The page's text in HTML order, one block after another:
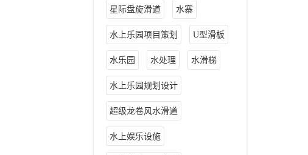
星际盘旋滑道 水寨
水上乐园项目策划 U型滑板
水乐园 水处理 水滑梯
水上乐园规划设计
超级龙卷风水滑道
水上娱乐设施